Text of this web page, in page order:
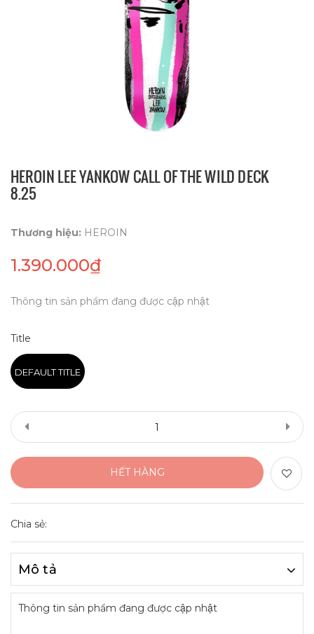
HEROIN LEE YANKOW CALL OF THE WILD DECK
8.25
Thương hiệu: HEROIN
1.390.000₫
Thông tin sản phẩm đang được cập nhật
Title
DEFAULT TITLE
HẾT HÀNG
Chia sẻ:
Mô tả
Thông tin sản phẩm đang được cập nhật